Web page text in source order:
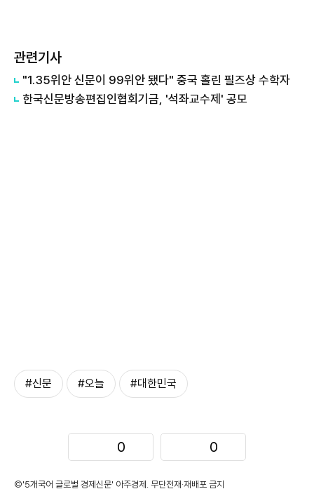
관련기사
"1.35위안 신문이 99위안 됐다" 중국 홀린 필즈상 수학자
한국신문방송편집인협회기금, '석좌교수제' 공모
#신문 #오늘 #대한민국
0 0
©'5개국어 글로벌 경제신문' 아주경제. 무단전재·재배포 금지